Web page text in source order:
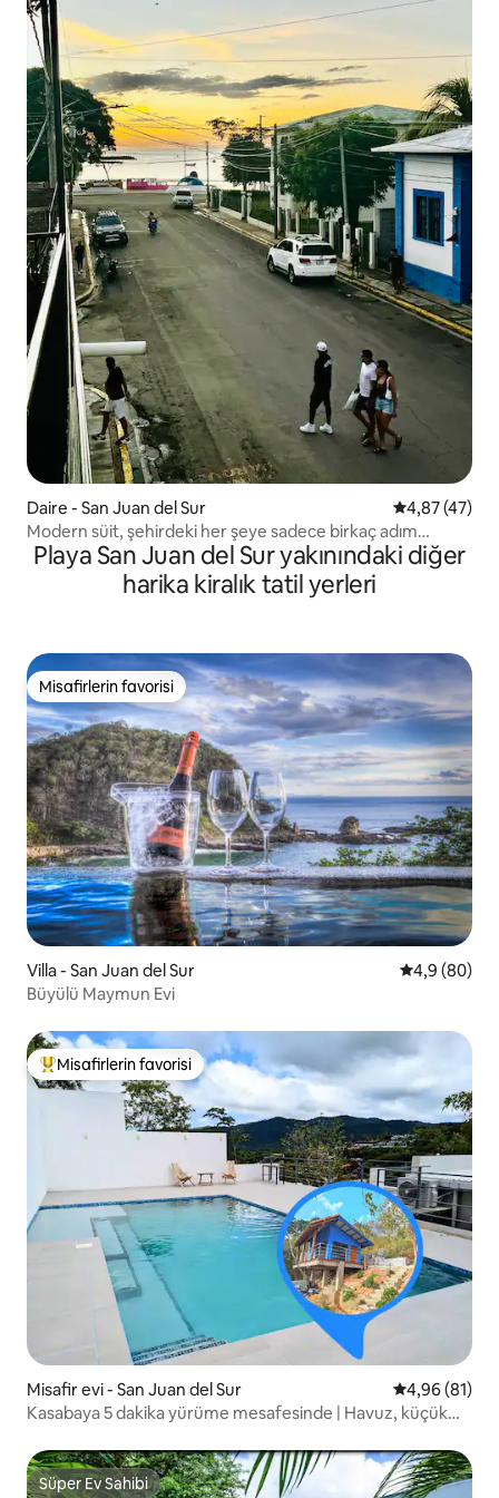
Daire - San Juan del Sur 5 üzerinden
4,87 (47)
Modern süit, şehirdeki her şeye sadece birkaç adım
uzaklıkta.
Playa San Juan del Sur yakınındaki diğer
harika kiralık tatil yerleri
Misafirlerin favorisi
Misafirlerin favorisi
Villa - San Juan del Sur 5 üzerinden
4,9 (80)
Büyülü Maymun Evi
Misafirlerin favorilerinden en beğenilenler arasında
Misafirlerin favorisi
Misafir evi - San Juan del Sur 5 üzerinden
4,96 (81)
Kasabaya 5 dakika yürüme mesafesinde | Havuz, küçük
Süper Ev Sahibi
Süper Ev Sahibi